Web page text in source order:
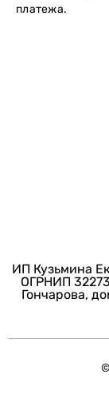
платежа.
ИП Кузьмина
ОГРНИП
Гончарова,